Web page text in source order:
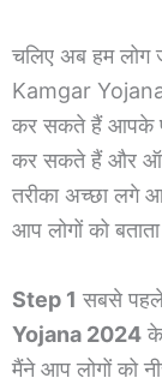
चलिए अब हम लोग
Kamgar
कर सकते हैं आपके
कर सकते हैं और
तरीका अच्छा लगे
आप लोगों को
Step 1 सबसे
Yojana 2024
मैंने आप लोगों को